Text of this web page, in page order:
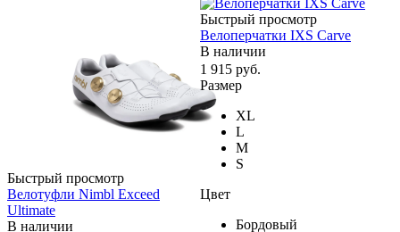
Быстрый просмотр
Велотуфли Nimbl Exceed
Ultimate
В наличии
Быстрый просмотр
Велоперчатки IXS Carve
В наличии
1 915 руб.
Размер
XL
L
M
S
Цвет
Бордовый